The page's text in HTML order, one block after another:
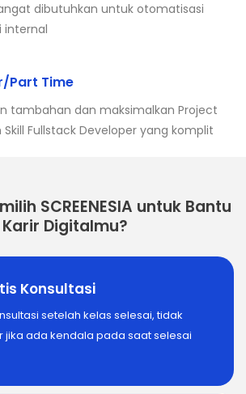
dibutuhkan untuk otomatisasi
internal
Part Time
tambahan dan maksimalkan Project
Fullstack Developer yang komplit
SCREENESIA untuk Bantu
Karir Digitalmu?
Konsultasi
setelah kelas selesai, tidak
jika ada kendala pada saat selesai